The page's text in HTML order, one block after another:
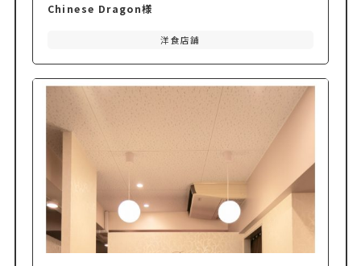
Chinese Dragon様
洋食店舗